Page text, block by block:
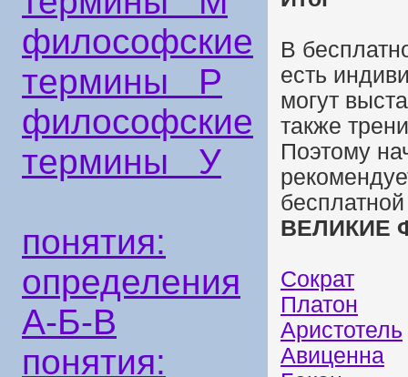
философские
термины Р
философские
термины У
понятия:
определения
А-Б-В
понятия:
В
есть
могут
также
Поэтому
ВЕЛИКИЕ
Сократ
Платон
Аристотель
Авиценна